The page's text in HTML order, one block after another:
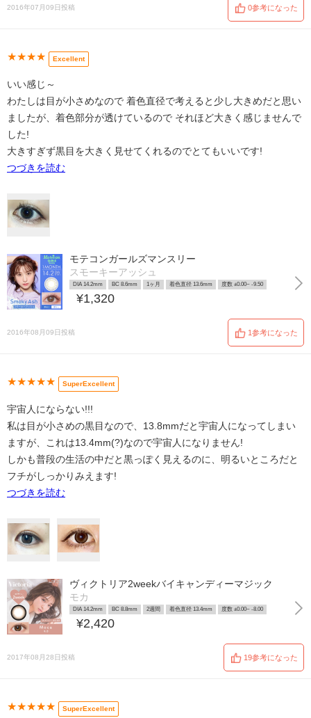
2016年07月09日投稿 0参考になった
★★★★ Excellent
いい感じ～
わたしは目が小さめなので 着色直径で考えると少し大きめだと思い
ましたが、着色部分が透けているので それほど大きく感じませんで
した!
大きすぎず黒目を大きく見せてくれるのでとてもいいです!
つづきを読む
モテコンガールズマンスリー
スモーキーアッシュ
DIA 14.2mm BC 8.6mm 1ヶ月 着色直径 13.6mm 度数 ±0.00~ -9.50
¥1,320
2016年08月09日投稿 1参考になった
★★★★★ SuperExcellent
宇宙人にならない!!!
私は目が小さめの黒目なので、13.8mmだと宇宙人になってしまい
ますが、これは13.4mm(?)なので宇宙人になりません!
しかも普段の生活の中だと黒っぽく見えるのに、明るいところだと
フチがしっかりみえます!
つづきを読む
ヴィクトリア2weekバイキャンディーマジック
モカ
DIA 14.2mm BC 8.8mm 2週間 着色直径 13.4mm 度数 ±0.00~ -8.00
¥2,420
2017年08月28日投稿 19参考になった
★★★★★ SuperExcellent